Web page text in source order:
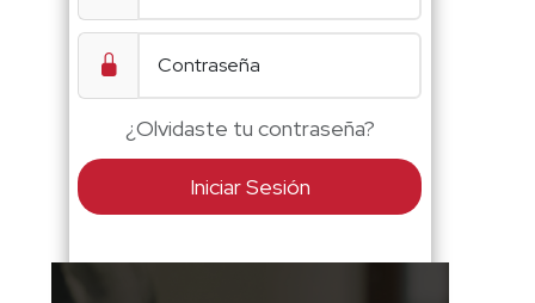
¿Olvidaste tu contraseña?
Iniciar Sesión